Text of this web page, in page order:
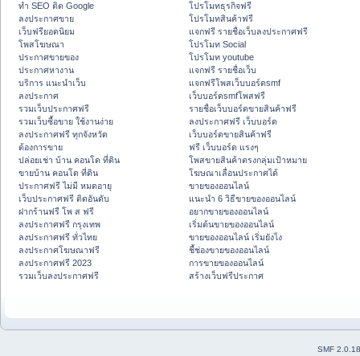
ทำ SEO ติด Google
ลงประกาศขาย
เว็บฟรียอดนิยม
โพสโฆษณา
ประกาศขายของ
ประกาศหางาน
บริการ แนะนำเว็บ
ลงประกาศ
รวมเว็บประกาศฟรี
รวมเว็บซื้อขาย ใช้งานง่าย
ลงประกาศฟรี ทุกจังหวัด
ต้องการขาย
ปล่อยเช่า บ้าน คอนโด ที่ดิน
ขายบ้าน คอนโด ที่ดิน
ประกาศฟรี ไม่มี หมดอายุ
เว็บประกาศฟรี ติดอันดับ
ฝากร้านฟรี โพ ส ฟรี
ลงประกาศฟรี กรุงเทพ
ลงประกาศฟรี ทั่วไทย
ลงประกาศโฆษณาฟรี
ลงประกาศฟรี 2023
รวมเว็บลงประกาศฟรี
โปรโมทธุรกิจฟรี
โปรโมทสินค้าฟรี
แจกฟรี รายชื่อเว็บลงประกาศฟรี
โปรโมท Social
โปรโมท youtube
แจกฟรี รายชื่อเว็บ
แจกฟรีโพสเว็บบอร์ดsmf
เว็บบอร์ดsmfโพสฟรี
รายชื่อเว็บบอร์ดขายสินค้าฟรี
ลงประกาศฟรี เว็บบอร์ด
เว็บบอร์ดขายสินค้าฟรี
ฟรี เว็บบอร์ด แรงๆ
โพสขายสินค้าตรงกลุ่มเป้าหมาย
โฆษณาเลื่อนประกาศได้
ขายของออนไลน์
แนะนำ 6 วิธีขายของออนไลน์
อยากขายของออนไลน์
เริ่มต้นขายของออนไลน์
ขายของออนไลน์ เริ่มยังไง
ชี้ช่องขายของออนไลน์
การขายของออนไลน์
สร้างเว็บฟรีประกาศ
SMF 2.0.18